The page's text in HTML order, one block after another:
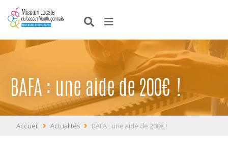
BAFA : une aide de 200€ !
Accueil Actualités BAFA : une aide de 200€ !